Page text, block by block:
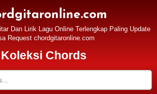
Dan Lirik Lagu Online Terlengkap Paling Update
Request chordgitaronline.com
Koleksi Chords